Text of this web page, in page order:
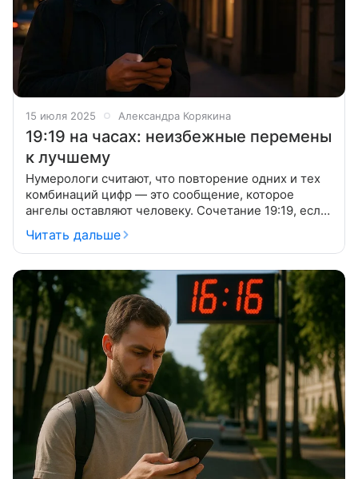
15 июля 2025 Александра Корякина
19:19 на часах: неизбежные перемены
к лучшему
Нумерологи считают, что повторение одних и тех
комбинаций цифр — это сообщение, которое
ангелы оставляют человеку. Сочетание 19:19, если
перемены. Это благоприятное
Читать дальше